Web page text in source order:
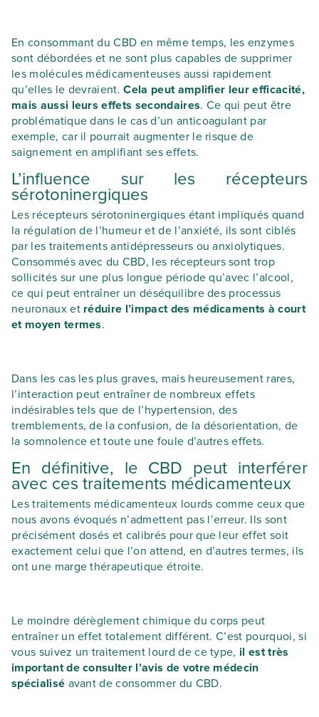
En consommant du CBD en même temps, les enzymes
sont débordées et ne sont plus capables de supprimer
les molécules médicamenteuses aussi rapidement
qu’elles le devraient.Cela peut amplifier leur efficacité,
mais aussi leurs effets secondaires. Ce qui peut être
problématique dans le cas d’un anticoagulant par
exemple, car il pourrait augmenter le risque de
saignement en amplifiant ses effets.
L’influence sur les récepteurs
sérotoninergiques
Les récepteurs sérotoninergiques étant impliqués quand
la régulation de l’humeur et de l’anxiété, ils sont ciblés
par les traitements antidépresseurs ou anxiolytiques.
Consommés avec du CBD, les récepteurs sont trop
sollicités sur une plus longue période qu’avec l’alcool,
ce qui peut entraîner un déséquilibre des processus
neuronaux et réduire l’impact des médicaments à court
et moyen termes.
Dans les cas les plus graves, mais heureusement rares,
l’interaction peut entraîner de nombreux effets
indésirables tels que de l’hypertension, des
tremblements, de la confusion, de la désorientation, de
la somnolence et toute une foule d’autres effets.
En définitive, le CBD peut interférer
avec ces traitements médicamenteux
Les traitements médicamenteux lourds comme ceux que
nous avons évoqués n’admettent pas l’erreur. Ils sont
précisément dosés et calibrés pour que leur effet soit
exactement celui que l’on attend, en d’autres termes, ils
ont une marge thérapeutique étroite.
Le moindre dérèglement chimique du corps peut
entraîner un effet totalement différent. C’est pourquoi, si
vous suivez un traitement lourd de ce type, il est très
important de consulter l’avis de votre médecin
spécialisé avant de consommer du CBD.